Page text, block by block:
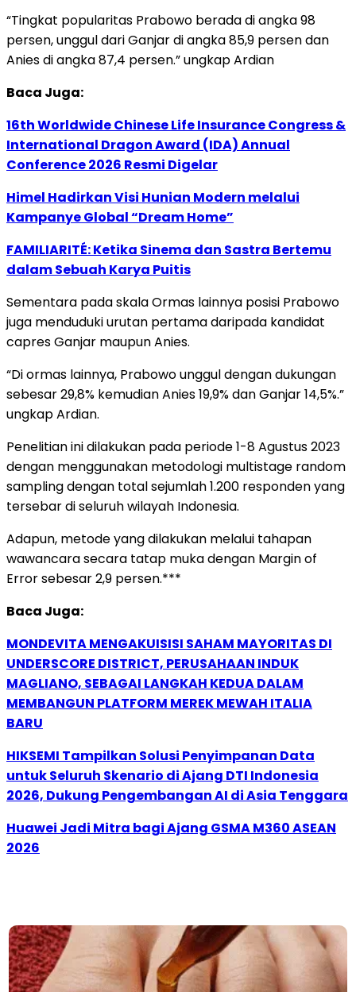
“Tingkat popularitas Prabowo berada di angka 98
persen, unggul dari Ganjar di angka 85,9 persen dan
Anies di angka 87,4 persen.” ungkap Ardian
Baca Juga:
16th Worldwide Chinese Life Insurance Congress &
International Dragon Award (IDA) Annual
Conference 2026 Resmi Digelar
Himel Hadirkan Visi Hunian Modern melalui
Kampanye Global “Dream Home”
FAMILIARITÉ: Ketika Sinema dan Sastra Bertemu
dalam Sebuah Karya Puitis
Sementara pada skala Ormas lainnya posisi Prabowo
juga menduduki urutan pertama daripada kandidat
capres Ganjar maupun Anies.
“Di ormas lainnya, Prabowo unggul dengan dukungan
sebesar 29,8% kemudian Anies 19,9% dan Ganjar 14,5%.”
ungkap Ardian.
Penelitian ini dilakukan pada periode 1-8 Agustus 2023
dengan menggunakan metodologi multistage random
sampling dengan total sejumlah 1.200 responden yang
tersebar di seluruh wilayah Indonesia.
Adapun, metode yang dilakukan melalui tahapan
wawancara secara tatap muka dengan Margin of
Error sebesar 2,9 persen.***
Baca Juga:
MONDEVITA MENGAKUISISI SAHAM MAYORITAS DI
UNDERSCORE DISTRICT, PERUSAHAAN INDUK
MAGLIANO, SEBAGAI LANGKAH KEDUA DALAM
MEMBANGUN PLATFORM MEREK MEWAH ITALIA
BARU
HIKSEMI Tampilkan Solusi Penyimpanan Data
untuk Seluruh Skenario di Ajang DTI Indonesia
2026, Dukung Pengembangan AI di Asia Tenggara
Huawei Jadi Mitra bagi Ajang GSMA M360 ASEAN
2026